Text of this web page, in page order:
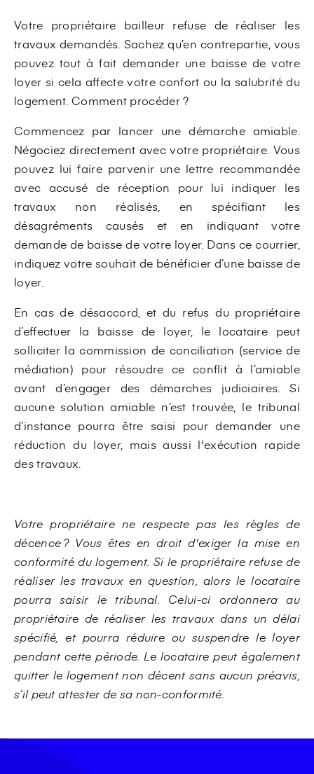
Votre propriétaire bailleur refuse de réaliser les
travaux demandés. Sachez qu’en contrepartie, vous
pouvez tout à fait demander une baisse de votre
loyer si cela affecte votre confort ou la salubrité du
logement. Comment procéder ?
Commencez par lancer une démarche amiable.
Négociez directement avec votre propriétaire. Vous
pouvez lui faire parvenir une lettre recommandée
avec accusé de réception pour lui indiquer les
travaux non réalisés, en spécifiant les
désagréments causés et en indiquant votre
demande de baisse de votre loyer. Dans ce courrier,
indiquez votre souhait de bénéficier d’une baisse de
loyer.
En cas de désaccord, et du refus du propriétaire
d’effectuer la baisse de loyer, le locataire peut
solliciter la commission de conciliation (service de
médiation) pour résoudre ce conflit à l’amiable
avant d’engager des démarches judiciaires. Si
aucune solution amiable n’est trouvée, le tribunal
d’instance pourra être saisi pour demander une
réduction du loyer, mais aussi l'exécution rapide
des travaux.
Votre propriétaire ne respecte pas les règles de
décence ? Vous êtes en droit d'exiger la mise en
conformité du logement. Si le propriétaire refuse de
réaliser les travaux en question, alors le locataire
pourra saisir le tribunal. Celui-ci ordonnera au
propriétaire de réaliser les travaux dans un délai
spécifié, et pourra réduire ou suspendre le loyer
pendant cette période. Le locataire peut également
quitter le logement non décent sans aucun préavis,
s’il peut attester de sa non-conformité.